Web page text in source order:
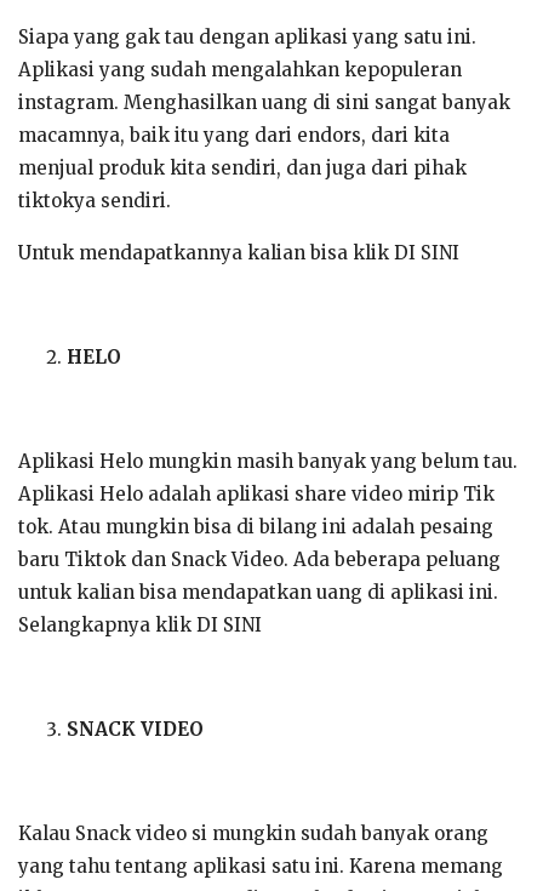
Siapa yang gak tau dengan aplikasi yang satu ini.
Aplikasi yang sudah mengalahkan kepopuleran
instagram. Menghasilkan uang di sini sangat banyak
macamnya, baik itu yang dari endors, dari kita
menjual produk kita sendiri, dan juga dari pihak
tiktokya sendiri.
Untuk mendapatkannya kalian bisa klik DI SINI
HELO
Aplikasi Helo mungkin masih banyak yang belum tau.
Aplikasi Helo adalah aplikasi share video mirip Tik
tok. Atau mungkin bisa di bilang ini adalah pesaing
baru Tiktok dan Snack Video. Ada beberapa peluang
untuk kalian bisa mendapatkan uang di aplikasi ini.
Selangkapnya klik DI SINI
SNACK VIDEO
Kalau Snack video si mungkin sudah banyak orang
yang tahu tentang aplikasi satu ini. Karena memang